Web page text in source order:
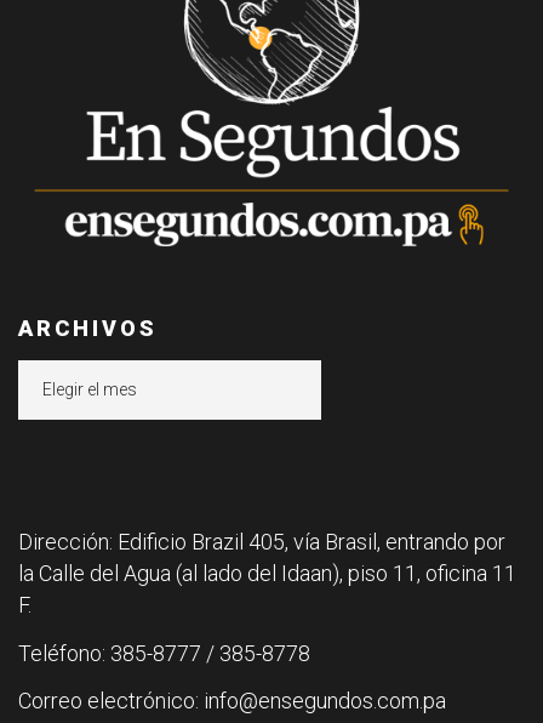
ARCHIVOS
Dirección: Edificio Brazil 405, vía Brasil, entrando por
la Calle del Agua (al lado del Idaan), piso 11, oficina 11
F.
Teléfono: 385-8777 / 385-8778
Correo electrónico: info@ensegundos.com.pa